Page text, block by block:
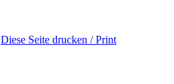
Diese Seite drucken / Print